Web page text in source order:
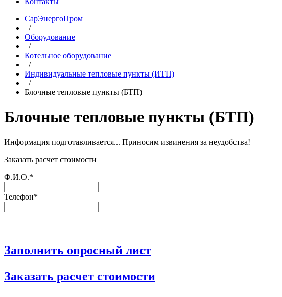
СарЭнергоПром
/
Оборудование
/
Котельное оборудование
/
Индивидуальные тепловые пункты (ИТП)
/
Блочные тепловые пункты (БТП)
Блочные тепловые пункты (БТП)
Информация подготавливается... Приносим извинения за неудобства!
Заказать расчет стоимости
Ф.И.О.*
Телефон*
Заполнить опросный лист
Заказать расчет стоимости